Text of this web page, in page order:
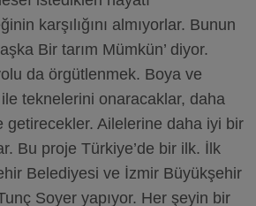
karşılığını almıyorlar. Bunun
Bir tarım Mümkün’ diyor.
da örgütlenmek. Boya ve
teknelerini onaracaklar, daha
getirecekler. Ailelerine daha iyi bir
Bu proje Türkiye’de bir ilk. İlk
Belediyesi ve İzmir Büyükşehir
Soyer yapıyor. Her şeyin bir